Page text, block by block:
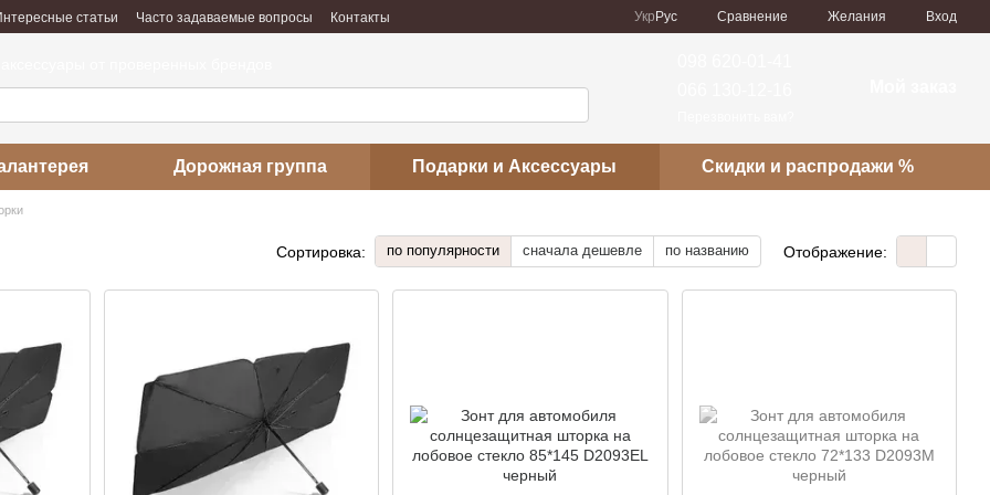
статьи Часто задаваемые вопросы
Контакты
Укр Рус Сравнение Желания Вход
Дорожная группа Подарки и Аксессуары Скидки и распродажи %
Сортировка: по популярности сначала дешевле по названию Отображение: